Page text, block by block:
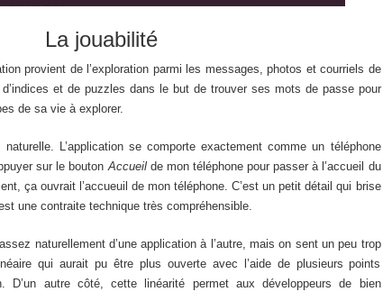
La jouabilité
provient de l’exploration parmi les messages, photos et courriels de
et de puzzles dans le but de trouver ses mots de passe pour
de sa vie à explorer.
L’application se comporte exactement comme un téléphone
sur le boutonAccueil de mon téléphone pour passer à l’accueil du
ça ouvrait l’accueuil de mon téléphone. C’est un petit détail qui brise
une contraite technique très compréhensible.
naturellement d’une application à l’autre, mais on sent un peu trop
qui aurait pu être plus ouverte avec l’aide de plusieurs points
D’un autre côté, cette linéarité permet aux développeurs de bien